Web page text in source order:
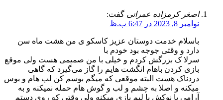
اصغر کرمزاده عمرانی گفت:
نوامبر 8, 2023 در 6:47 ب.ظ
باسلام خدمت دوستان عزیز کاسکو ی من هشت ماه سن
دارد و وقتی جوجه بود خودم با
سرلا ک بزرگش کردم و خیلی با من صمیمی هست ولی موقع
بازی کردن باهام انگشت هایم را گاز می‌گیرد که گاهی
دردناک هست البته موقعی که میگم بوسم کن لب هام و بوس
میکنه و اصلا به چشم و لب و گوش هام حمله نمیکنه و به
آرامی با نوکش با لبم بازی میکنه ولی وقتی که روی دستم